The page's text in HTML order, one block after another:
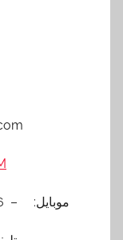
موبايل: – 01211116956 – – 01211116958